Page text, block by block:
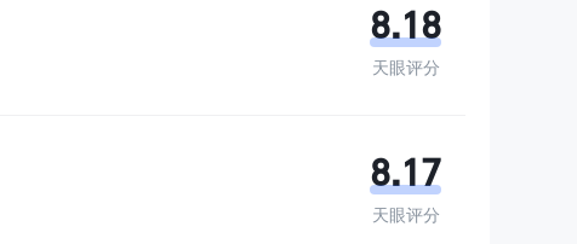
8.18
天眼评分
8.17
天眼评分